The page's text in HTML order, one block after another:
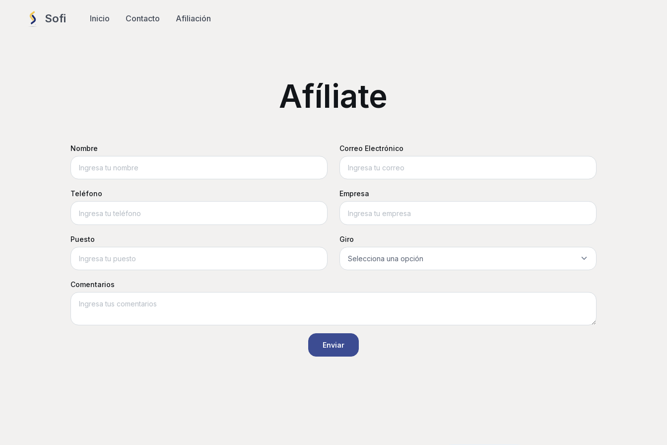
Sofi Inicio Contacto Afiliación
Afíliate
Nombre Correo Electrónico
Teléfono Empresa
Puesto Giro
Comentarios
Enviar